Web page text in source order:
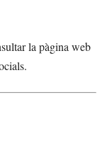
la pàgina web